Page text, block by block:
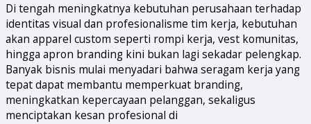
Di tengah meningkatnya kebutuhan perusahaan terhadap
identitas visual dan profesionalisme tim kerja, kebutuhan
akan apparel custom seperti rompi kerja, vest komunitas,
hingga apron branding kini bukan lagi sekadar pelengkap.
Banyak bisnis mulai menyadari bahwa seragam kerja yang
tepat dapat membantu memperkuat branding,
meningkatkan kepercayaan pelanggan, sekaligus
menciptakan kesan profesional di